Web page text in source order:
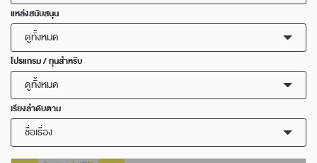
แหล่งสนับสนุน
ดูทั้งหมด
โปรแกรม / ทุนสำหรับ
ดูทั้งหมด
เรียงลำดับตาม
ชื่อเรื่อง